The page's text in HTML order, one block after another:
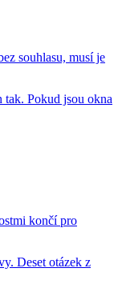
souhlasu, musí je
tak. Pokud jsou okna
končí pro
Deset otázek z